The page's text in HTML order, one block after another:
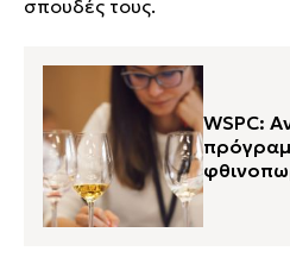
σπουδές τους.
WSPC: